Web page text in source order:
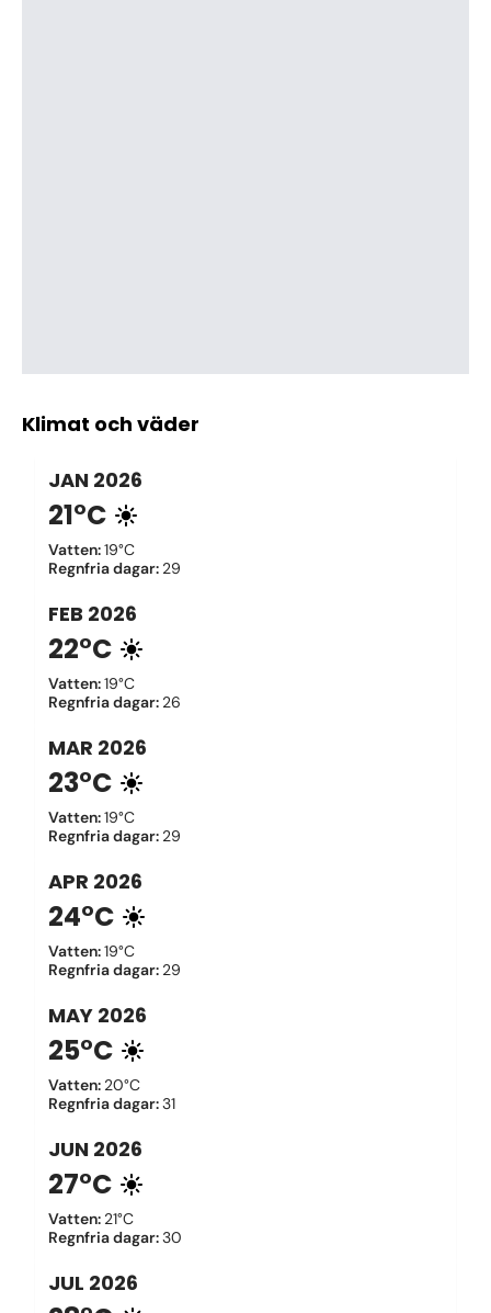
Klimat och väder
JAN 2026
21°C
Vatten:19°C
Regnfria dagar: 29
FEB 2026
22°C
Vatten:19°C
Regnfria dagar: 26
MAR 2026
23°C
Vatten:19°C
Regnfria dagar: 29
APR 2026
24°C
Vatten:19°C
Regnfria dagar: 29
MAY 2026
25°C
Vatten: 20°C
Regnfria dagar:31
JUN 2026
27°C
Vatten: 21°C
Regnfria dagar:30
JUL 2026